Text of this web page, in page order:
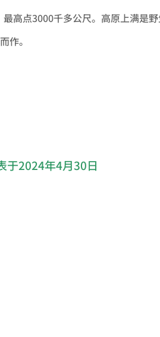
高点3000千多公尺。高原上满是
作。
于2024年4月30日